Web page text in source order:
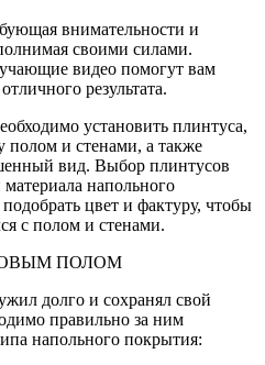
внимательности и
своими силами.
видео помогут вам
результата.
установить плинтуса,
полом и стенами, а также
вид. Выбор плинтусов
материала напольного
цвет и фактуру, чтобы
с полом и стенами.
ПОЛОМ
долго и сохранял свой
правильно за ним
напольного покрытия: